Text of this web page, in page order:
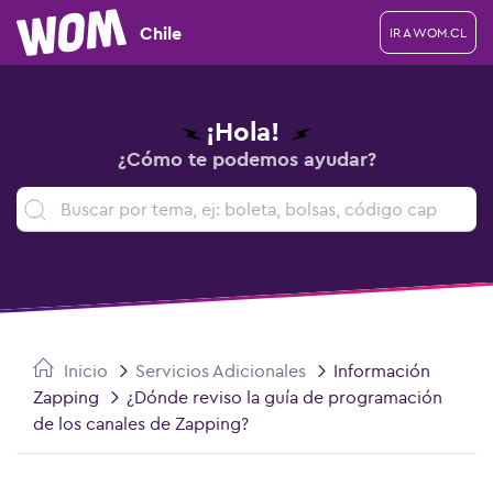
Chile IR A WOM.CL
¡Hola!
¿Cómo te podemos ayudar?
Inicio Servicios Adicionales
Información
Zapping
¿Dónde reviso la guía de programación
de los canales de Zapping?